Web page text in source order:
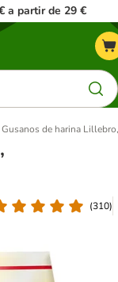
a partir de 29 €
Gusanos de harina
(310)